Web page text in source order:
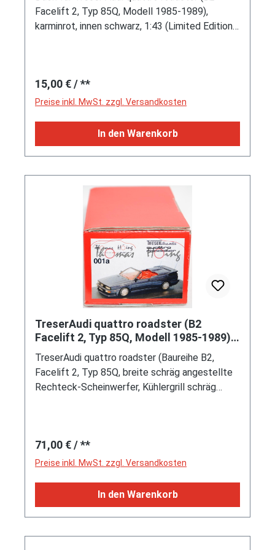
Facelift 2, Typ 85Q, Modell 1985-1989),
karminrot, innen schwarz, 1:43 (Limited Edition
Regulärer Preis:
15,00 €/ **
Preise inkl. MwSt. zzgl. Versandkosten
In den Warenkorb
TreserAudi quattro roadster (B2
Facelift 2, Typ 85Q, Modell 1985-1989),
Bausatz, 1:43, mb (Limited)
TreserAudi quattro roadster (Baureihe B2,
Facelift 2, Typ 85Q, breite schräg angestellte
Rechteck-Scheinwerfer, Kühlergrill schräg
Schriftzug, produzierte Stückzahl beim Original:
39 Fahrzeuge, permanenter Allradantrieb
wassergekühlter Fünfzylinder-Reihen-Turbo-
Viertakt-Otto mit 10 Ventilen und 2144 cm³
sowie 250 PS, Motorkennbuchstabe MKB,
Radstand 2524 mm, Länge 4404 mm, Modell
Regulärer Preis:
71,00 €/ **
Preise inkl. MwSt. zzgl. Versandkosten
In den Warenkorb